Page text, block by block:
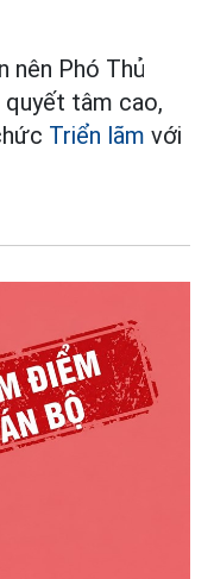
nên Phó Thủ
quyết tâm cao,
Triển lãm với